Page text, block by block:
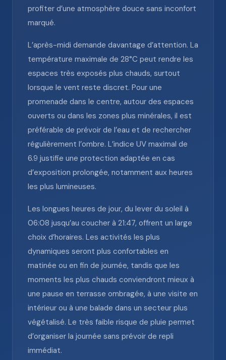
profiter d’une atmosphère douce sans inconfort
marqué.
L’après-midi demande davantage d’attention. La
température maximale de 28°C peut rendre les
espaces très exposés plus chauds, surtout
lorsque le vent reste discret. Pour une
promenade dans le centre, autour des espaces
ouverts ou dans les zones plus minérales, il est
préférable de prévoir de l’eau et de rechercher
régulièrement l’ombre. L’indice UV maximal de
6.9 justifie une protection adaptée en cas
d’exposition prolongée, notamment aux heures
les plus lumineuses.
Les longues heures de jour, du lever du soleil à
06:08 jusqu’au coucher à 21:47, offrent un large
choix d’horaires. Les activités les plus
dynamiques seront plus confortables en
matinée ou en fin de journée, tandis que les
moments les plus chauds conviendront mieux à
une pause en terrasse ombragée, à une visite en
intérieur ou à une balade dans un secteur plus
végétalisé. Le très faible risque de pluie permet
d’organiser la journée sans prévoir de repli
immédiat.